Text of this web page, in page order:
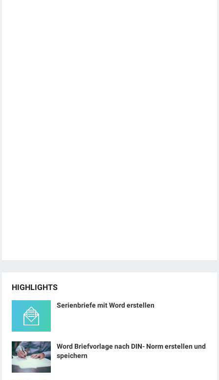
HIGHLIGHTS
Serienbriefe mit Word erstellen
Word Briefvorlage nach DIN- Norm erstellen und
speichern